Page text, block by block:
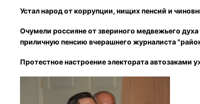
Устал народ от коррупции, нищих пенсий и
Очумели россияне от звериного медвежьего
приличную пенсию вчерашнего журналиста
Протестное настроение электората